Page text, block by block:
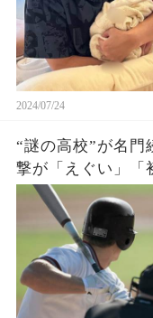
2024/07/24
“謎の高校”が名門続々撃
撃が「えぐい」「